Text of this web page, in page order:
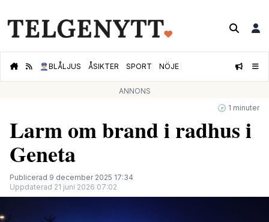
👮🏻‍♂️BLÅLJUS ÅSIKTER SPORT NÖJE
ANNONS
🕝 1 minuter
Larm om brand i radhus i
Geneta
Publicerad 9 december 2025 17:34
Uppdaterad 21 juni 2026 07:02